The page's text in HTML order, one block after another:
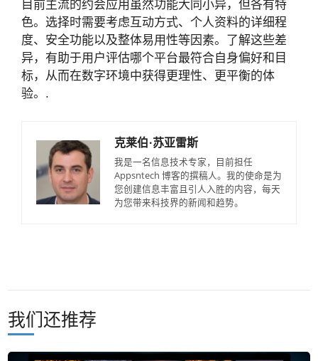
目前主流的约会应用虽然功能大同小异，但各有特
色。选择时需要考虑互动方式、个人资料的详细程
度、安全功能以及整体易用性等因素。了解这些差
异，有助于用户评估哪个平台最符合自身偏好和目
标，从而在数字环境中获得更理性、更平衡的体
验。.
克莱伯·苏亚雷斯
我是一名信息技术专家，目前担任
Appsntech 博客的撰稿人。我的使命是为
您创建信息丰富且引人入胜的内容，每天
为您带来科技界的新闻和趋势。
我们还推荐